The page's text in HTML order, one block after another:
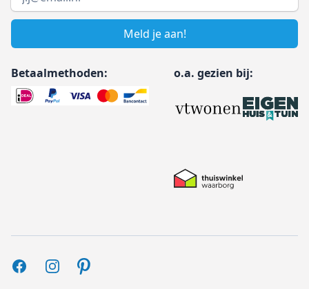
Meld je aan!
Betaalmethoden: o.a. gezien bij:
FacebookInstagramPinterest